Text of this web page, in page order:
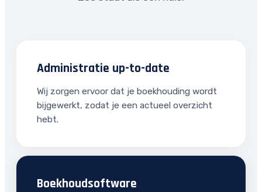
Administratie up-to-date
Wij zorgen ervoor dat je boekhouding wordt
bijgewerkt, zodat je een actueel overzicht
hebt.
Boekhoudsoftware